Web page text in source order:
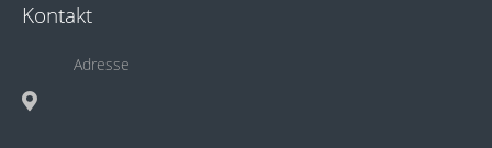
Kontakt
Adresse